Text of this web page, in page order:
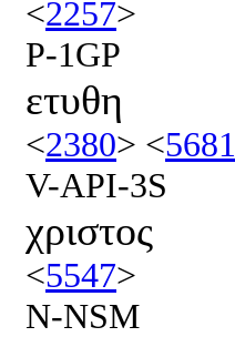
<2257>
P-1GP
ετυθη
<2380> <5681
V-API-3S
χριστος
<5547>
N-NSM